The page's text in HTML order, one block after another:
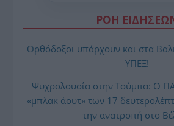
ΡΟΗ
Ορθόδοξοι υπάρχουν και στα
ΥΠΕΞ!
Ψυχρολουσία στην Τούμπα: Ο
«μπλακ άουτ» των 17
την ανατροπή στο